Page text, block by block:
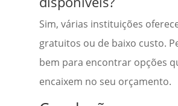
Sim, várias instituições
gratuitos ou de baixo custo.
bem para encontrar opções
encaixem no seu orçamento.